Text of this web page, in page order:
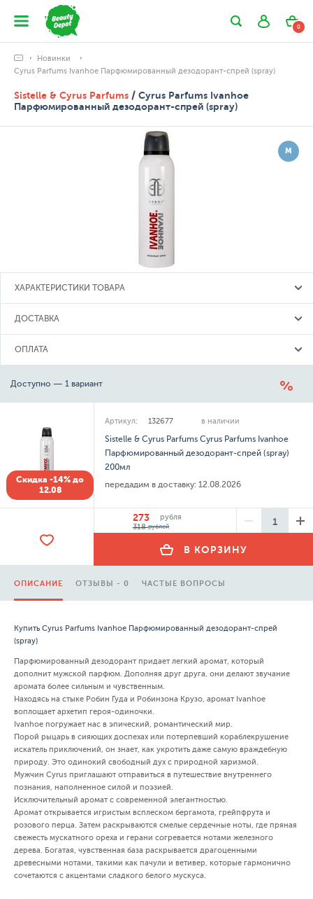
0
Новинки
Cyrus Parfums Ivanhoe Парфюмированный дезодорант-спрей (spray)
Sistelle & Cyrus Parfums / Cyrus Parfums Ivanhoe
Парфюмированный дезодорант-спрей (spray)
М
ХАРАКТЕРИСТИКИ ТОВАРА
ДОСТАВКА
ОПЛАТА
Доступно — 1 вариант
Скидка -14% до
12.08
Артикул: 132677 в наличии
Sistelle & Cyrus Parfums Cyrus Parfums Ivanhoe
Парфюмированный дезодорант-спрей (spray)
200мл
передадим в доставку: 12.08.2026
273
рубля
318рублей
В КОРЗИНУ
ОПИСАНИЕ ОТЗЫВЫ - 0 ЧАСТЫЕ ВОПРОСЫ
Купить Cyrus Parfums Ivanhoe Парфюмированный дезодорант-спрей
(spray)
Парфюмированный дезодорант придает легкий аромат, который
дополнит мужской парфюм. Дополняя друг друга, они делают звучание
аромата более сильным и чувственным.
Находясь на стыке Робин Гуда и Робинзона Крузо, аромат Ivanhoe
воплощает архетип героя-одиночки.
Ivanhoe погружает нас в эпический, романтический мир.
Порой рыцарь в сияющих доспехах или потерпевший кораблекрушение
искатель приключений, он знает, как укротить даже самую враждебную
природу. Это одинокий свободный дух с природной харизмой.
Мужчин Cyrus приглашают отправиться в путешествие внутреннего
познания, наполненное силой и поэзией.
Исключительный аромат с современной элегантностью.
Аромат открывается игристым всплеском бергамота, грейпфрута и
розового перца. Затем раскрываются смелые сердечные ноты, где пряная
свежесть мускатного ореха и герани согревается нотами железного
дерева. Богатая, чувственная база раскрывается драгоценными
древесными нотами, такими как пачули и ветивер, которые гармонично
сочетаются с акцентами сладкого белого мускуса.